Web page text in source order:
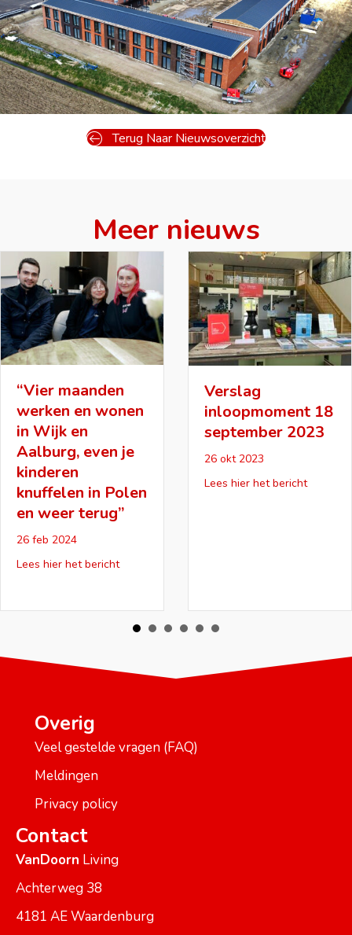
Terug Naar Nieuwsoverzicht
Meer nieuws
ondertekend
huisvesting voor arbeidsmigranten wordt overal taboe”
“Vier maanden
werken en wonen
in Wijk en
Aalburg, even je
kinderen
knuffelen in Polen
en weer terug”
26 feb 2024
Lees hier het berichtabout “Vier maanden werken en wonen in
Verslag
inloopmoment 18
september 2023
26 okt 2023
Lees hier het berichtabout
Overig
Veel gestelde vragen (FAQ)
Meldingen
Privacy policy
Contact
VanDoorn Living
Achterweg 38
4181 AE Waardenburg